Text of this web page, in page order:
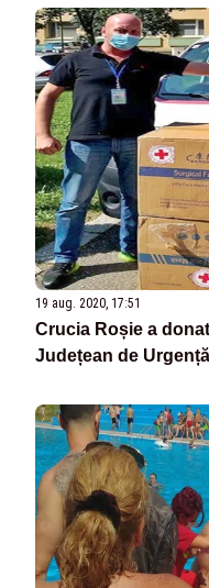
19 aug. 2020, 17:51
Crucia Roșie a
Județean de